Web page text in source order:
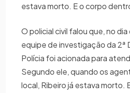
estava morto. E o corpo
O policial civil falou que, no
equipe de investigação da 2ª
Polícia foi acionada para
Segundo ele, quando os
local, Ribeiro já estava morto.